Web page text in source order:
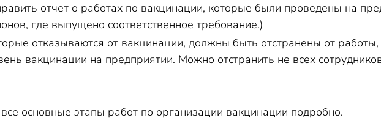
отчет о работах по вакцинации, которые были проведены на
где выпущено соответственное требование.)
отказываются от вакцинации, должны быть отстранены от работы,
вакцинации на предприятии. Можно отстранить не всех
основные этапы работ по организации вакцинации подробно.